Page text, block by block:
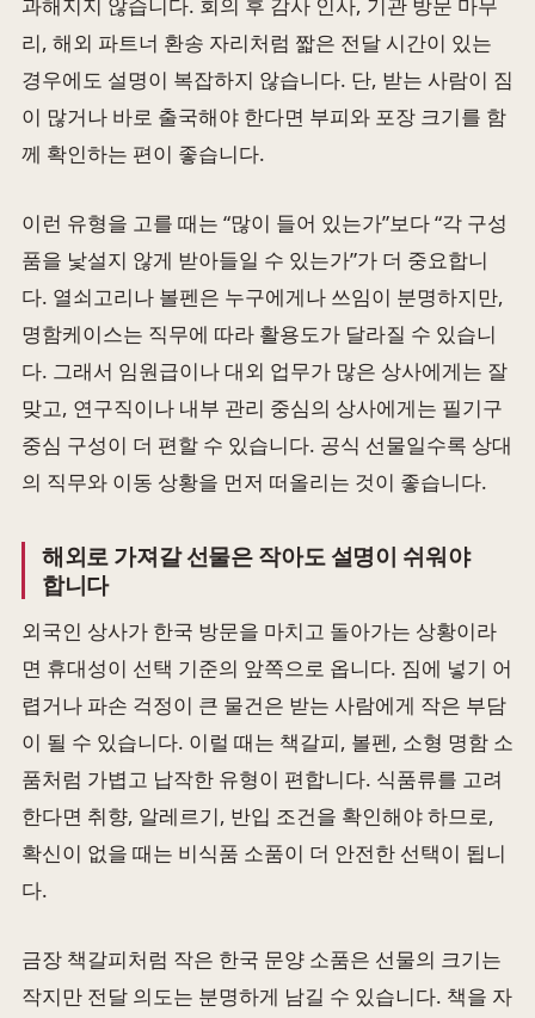
과해지지 않습니다. 회의 후 감사 인사, 기관 방문 마무
리, 해외 파트너 환송 자리처럼 짧은 전달 시간이 있는
경우에도 설명이 복잡하지 않습니다. 단, 받는 사람이 짐
이 많거나 바로 출국해야 한다면 부피와 포장 크기를 함
께 확인하는 편이 좋습니다.
이런 유형을 고를 때는 “많이 들어 있는가”보다 “각 구성
품을 낯설지 않게 받아들일 수 있는가”가 더 중요합니
다. 열쇠고리나 볼펜은 누구에게나 쓰임이 분명하지만,
명함케이스는 직무에 따라 활용도가 달라질 수 있습니
다. 그래서 임원급이나 대외 업무가 많은 상사에게는 잘
맞고, 연구직이나 내부 관리 중심의 상사에게는 필기구
중심 구성이 더 편할 수 있습니다. 공식 선물일수록 상대
의 직무와 이동 상황을 먼저 떠올리는 것이 좋습니다.
해외로 가져갈 선물은 작아도 설명이 쉬워야
합니다
외국인 상사가 한국 방문을 마치고 돌아가는 상황이라
면 휴대성이 선택 기준의 앞쪽으로 옵니다. 짐에 넣기 어
렵거나 파손 걱정이 큰 물건은 받는 사람에게 작은 부담
이 될 수 있습니다. 이럴 때는 책갈피, 볼펜, 소형 명함 소
품처럼 가볍고 납작한 유형이 편합니다. 식품류를 고려
한다면 취향, 알레르기, 반입 조건을 확인해야 하므로,
확신이 없을 때는 비식품 소품이 더 안전한 선택이 됩니
다.
금장 책갈피처럼 작은 한국 문양 소품은 선물의 크기는
작지만 전달 의도는 분명하게 남길 수 있습니다. 책을 자